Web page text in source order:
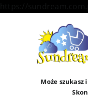
Może